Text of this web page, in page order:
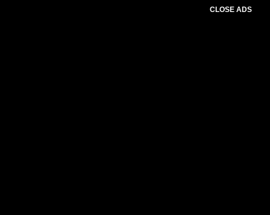
CLOSE ADS